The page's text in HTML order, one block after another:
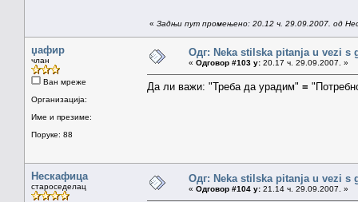
« Задњи пут промењено: 20.12 ч. 29.09.2007. од
џафир
члан
Ван мреже
Организација:
Име и презиме:
Поруке: 88
Одг: Neka stilska pitanja u vezi s
« Одговор #103 у: 20.17 ч. 29.09.2007. »
Да ли важи: "Треба да урадим" =
Нескафица
староседелац
Одг: Neka stilska pitanja u vezi s
« Одговор #104 у: 21.14 ч. 29.09.2007. »